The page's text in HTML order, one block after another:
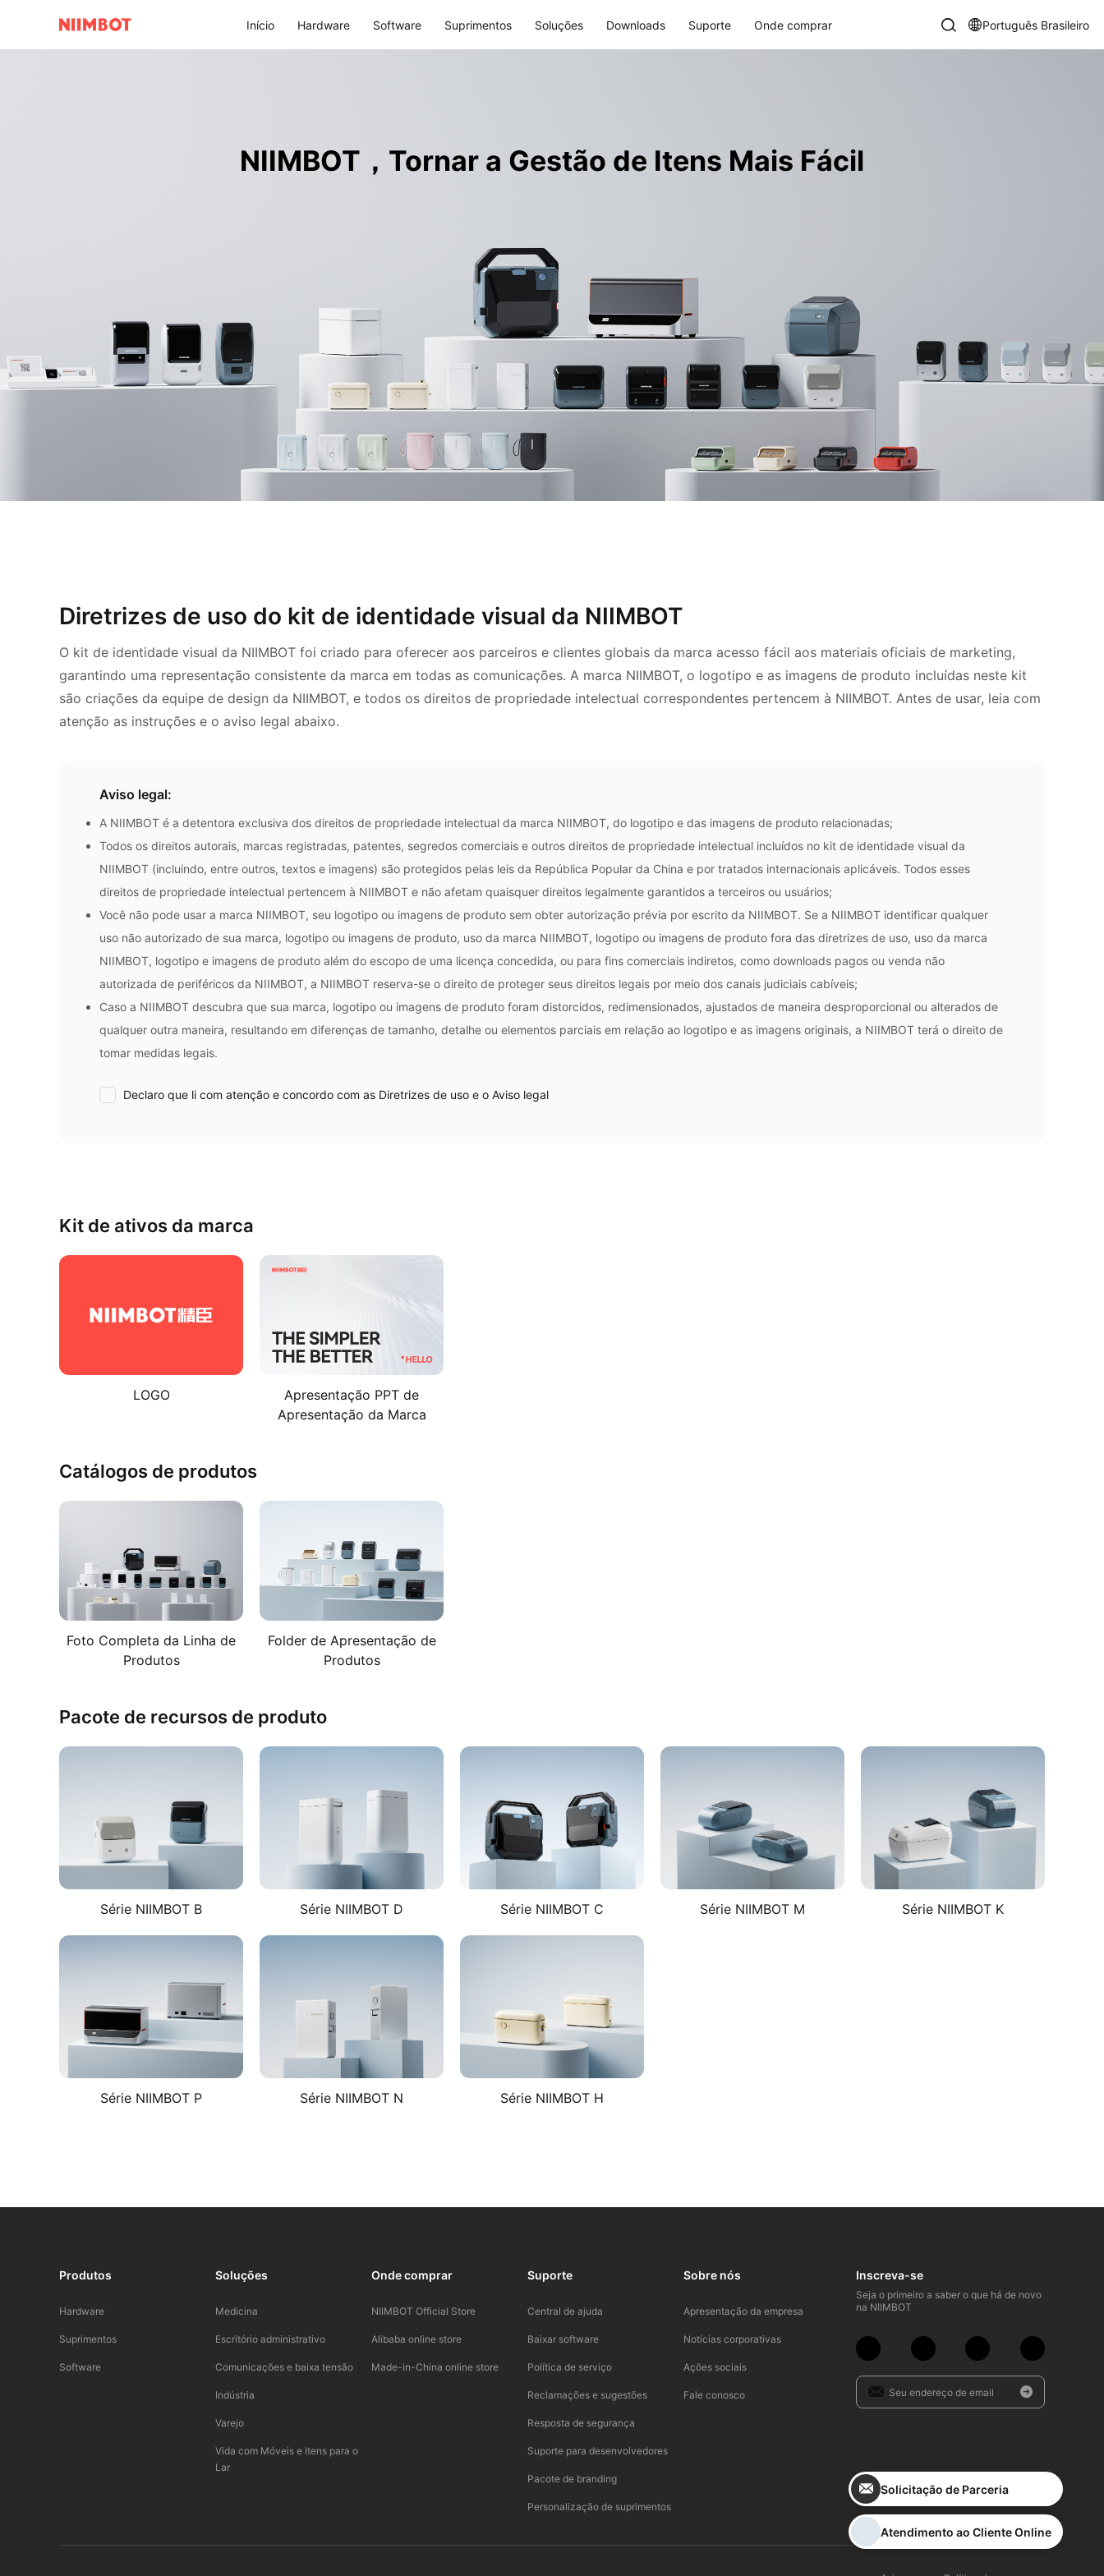
Início Hardware Software Suprimentos Soluções Downloads Suporte Onde comprar Português Brasileiro
NIIMBOT，Tornar a Gestão de Itens Mais Fácil​
Diretrizes de uso do kit de identidade visual da NIIMBOT
O kit de identidade visual da NIIMBOT foi criado para oferecer aos parceiros e clientes globais da marca acesso fácil aos materiais oficiais de marketing,
garantindo uma representação consistente da marca em todas as comunicações. A marca NIIMBOT, o logotipo e as imagens de produto incluídas neste kit
são criações da equipe de design da NIIMBOT, e todos os direitos de propriedade intelectual correspondentes pertencem à NIIMBOT. Antes de usar, leia com
atenção as instruções e o aviso legal abaixo.
Aviso legal:
A NIIMBOT é a detentora exclusiva dos direitos de propriedade intelectual da marca NIIMBOT, do logotipo e das imagens de produto relacionadas;
Todos os direitos autorais, marcas registradas, patentes, segredos comerciais e outros direitos de propriedade intelectual incluídos no kit de identidade visual da
NIIMBOT (incluindo, entre outros, textos e imagens) são protegidos pelas leis da República Popular da China e por tratados internacionais aplicáveis. Todos esses
direitos de propriedade intelectual pertencem à NIIMBOT e não afetam quaisquer direitos legalmente garantidos a terceiros ou usuários;
Você não pode usar a marca NIIMBOT, seu logotipo ou imagens de produto sem obter autorização prévia por escrito da NIIMBOT. Se a NIIMBOT identificar qualquer
uso não autorizado de sua marca, logotipo ou imagens de produto, uso da marca NIIMBOT, logotipo ou imagens de produto fora das diretrizes de uso, uso da marca
NIIMBOT, logotipo e imagens de produto além do escopo de uma licença concedida, ou para fins comerciais indiretos, como downloads pagos ou venda não
autorizada de periféricos da NIIMBOT, a NIIMBOT reserva-se o direito de proteger seus direitos legais por meio dos canais judiciais cabíveis;
Caso a NIIMBOT descubra que sua marca, logotipo ou imagens de produto foram distorcidos, redimensionados, ajustados de maneira desproporcional ou alterados de
qualquer outra maneira, resultando em diferenças de tamanho, detalhe ou elementos parciais em relação ao logotipo e as imagens originais, a NIIMBOT terá o direito de
tomar medidas legais.
Declaro que li com atenção e concordo com as Diretrizes de uso e o Aviso legal
Kit de ativos da marca
LOGO
Apresentação PPT de
Apresentação da Marca
Catálogos de produtos
Foto Completa da Linha de
Produtos
Folder de Apresentação de
Produtos
Pacote de recursos de produto
Série NIIMBOT B​ Série NIIMBOT D Série NIIMBOT C​ Série NIIMBOT M​ Série NIIMBOT K​
Série NIIMBOT P​ Série NIIMBOT N​ Série NIIMBOT H
Produtos​
Hardware
Suprimentos
Software
Soluções
Medicina​
Escritório administrativo
Comunicações e baixa tensão
Indústria​
Varejo
Vida com Móveis e Itens para o
Lar
Onde comprar
NIIMBOT Official Store
Alibaba online store
Made-in-China online store
Suporte
Central de ajuda
Baixar software
Política de serviço
Reclamações e sugestões
Resposta de segurança
Suporte para desenvolvedores
Pacote de branding
Personalização de suprimentos
Sobre nós
Apresentação da empresa
Notícias corporativas
Ações sociais
Fale conosco
Inscreva-se
Seja o primeiro a saber o que há de novo
na NIIMBOT
Solicitação de Parceria
Atendimento ao Cliente Online